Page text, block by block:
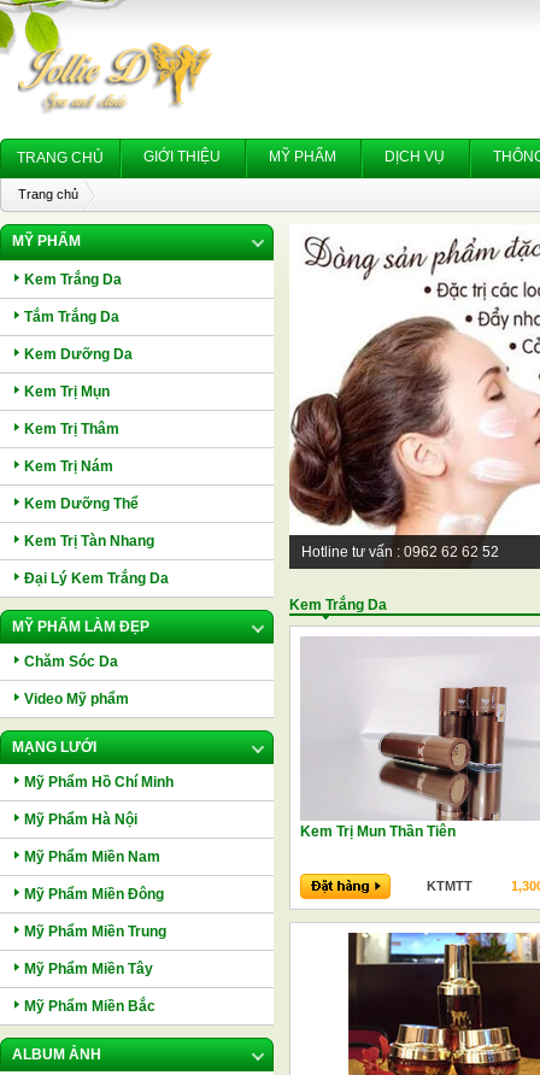
TRANG CHỦ GIỚI THIỆU MỸ PHẨM DỊCH VỤ
Trang chủ
MỸ PHẨM
Kem Trắng Da
Tắm Trắng Da
Kem Dưỡng Da
Kem Trị Mụn
Kem Trị Thâm
Kem Trị Nám
Kem Dưỡng Thể
Kem Trị Tàn Nhang
Đại Lý Kem Trắng Da
MỸ PHẨM LÀM ĐẸP
Chăm Sóc Da
Video Mỹ phẩm
MẠNG LƯỚI
Mỹ Phẩm Hồ Chí Minh
Mỹ Phẩm Hà Nội
Mỹ Phẩm Miền Nam
Mỹ Phẩm Miền Đông
Mỹ Phẩm Miền Trung
Mỹ Phẩm Miền Tây
Mỹ Phẩm Miền Bắc
ALBUM ẢNH
Hotline tư vấn : 0962 62 62 52
Kem Trắng Da
Kem Trị Mun Thần Tiên
KTMTT